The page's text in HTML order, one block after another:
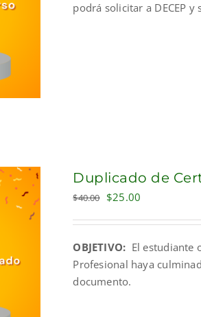
podrá solicitar a DECEP
Duplicado de
$40.00 Original
$40.00.
$25.00
$25.00.
OBJETIVO: El estudiante
Profesional haya
documento.